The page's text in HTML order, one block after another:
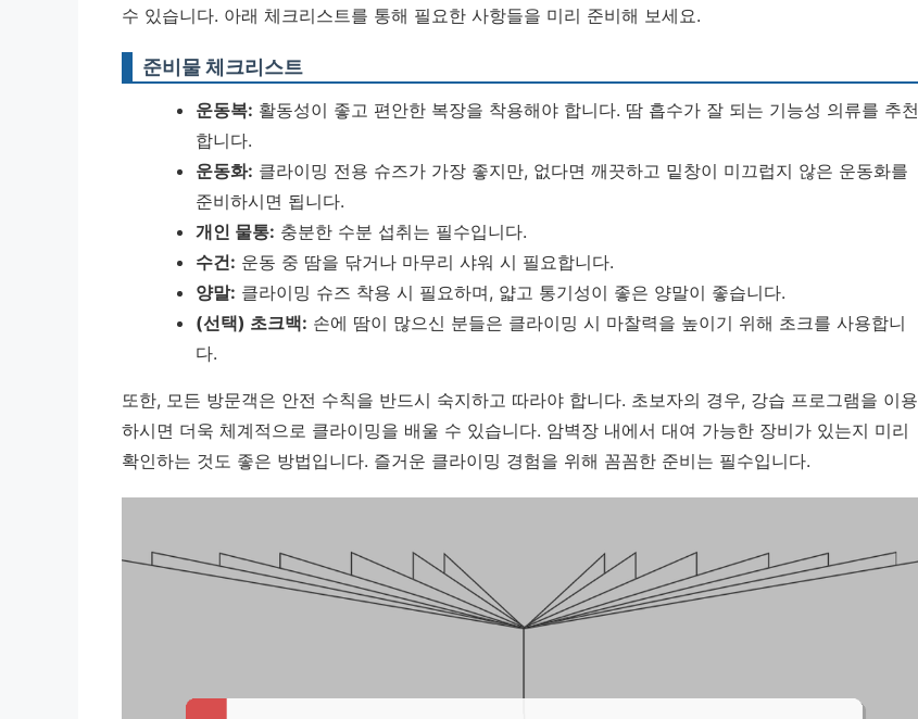
수 있습니다. 아래 체크리스트를 통해 필요한 사항들을 미리 준비해 보세요.
준비물 체크리스트
운동복: 활동성이 좋고 편안한 복장을 착용해야 합니다. 땀 흡수가 잘 되는 기능성 의류를 추천
합니다.
운동화: 클라이밍 전용 슈즈가 가장 좋지만, 없다면 깨끗하고 밑창이 미끄럽지 않은 운동화를
준비하시면 됩니다.
개인 물통: 충분한 수분 섭취는 필수입니다.
수건: 운동 중 땀을 닦거나 마무리 샤워 시 필요합니다.
양말: 클라이밍 슈즈 착용 시 필요하며, 얇고 통기성이 좋은 양말이 좋습니다.
(선택) 초크백: 손에 땀이 많으신 분들은 클라이밍 시 마찰력을 높이기 위해 초크를 사용합니
다.
또한, 모든 방문객은 안전 수칙을 반드시 숙지하고 따라야 합니다. 초보자의 경우, 강습 프로그램을 이용
하시면 더욱 체계적으로 클라이밍을 배울 수 있습니다. 암벽장 내에서 대여 가능한 장비가 있는지 미리
확인하는 것도 좋은 방법입니다. 즐거운 클라이밍 경험을 위해 꼼꼼한 준비는 필수입니다.